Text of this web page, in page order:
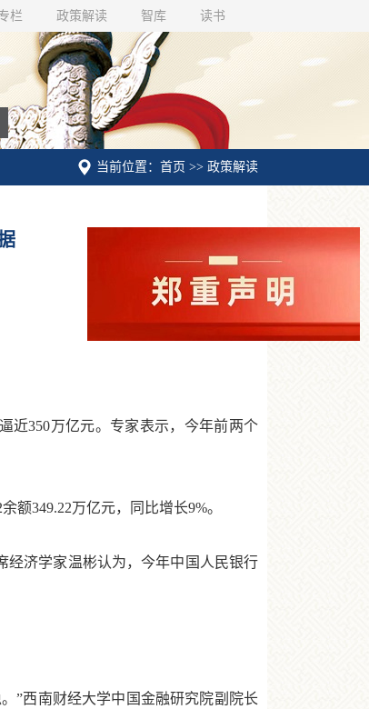
栏 政策解读 智库 读书
当前位置：首页 >> 政策解读
350万亿元。专家表示，今年前两个
349.22万亿元，同比增长9%。
济学家温彬认为，今年中国人民银行
”西南财经大学中国金融研究院副院长